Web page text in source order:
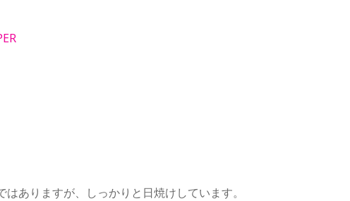
ありますが、しっかりと日焼けしています。